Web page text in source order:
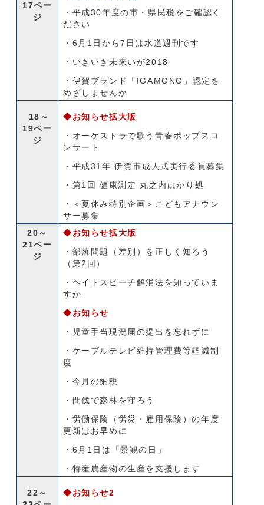
17ペー
ジ
・平成30年度の市・県民税をご確認く
ださい
・6月1日から7日は水道週刊です
・いきいき未来いが2018
・伊賀ブランド「IGAMONO」認定を
めざしませんか
18～
19ペー
ジ
◆お知らせ拡大版
・オーケストラで歌う青春ポップスコ
ンサート
・平成31年 伊賀市成人式実行委員募集
・第1回 健康測定 丸之内はかり処
・＜夏休み特別企画＞こどもアナウン
サー募集
20～
21ペー
ジ
◆お知らせ拡大版
・部落問題（差別）を正しく知ろう
（第2回）
・ヘイトスピーチ解消法を知っていま
すか
◆お知らせ
・児童手当現況届の提出を忘れずに
・ケーブルテレビ維持管理費等軽減制
度
・今月の納税
・間伐で森林を守ろう
・労働保険（労災・雇用保険）の年度
更新はお早めに
・6月1日は「景観の日」
・特産農産物の生産を支援します
22～
◆お知らせ2